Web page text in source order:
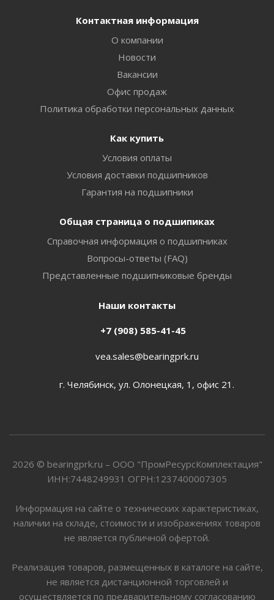
Контактная информация
О компании
Новости
Вакансии
Офис продаж
Политика обработки персональных данных
Как купить
Условия оплаты
Условия доставки подшипников
Гарантия на подшипники
Общая страница о подшипиках
Справочная информация о подшипниках
Вопросы-ответы (FAQ)
Представленные подшипниковые бренды
Наши контакты
+7 (908) 585-41-45
vea.sales@bearingprk.ru
г. Челябинск, ул. Олонецкая, 1, офис 21.
2026 © bearingprk.ru – ООО "ПромРесурсКомплектация"
ИНН:7448249931 ОГРН:1237400007305
Информация на сайте о технических характеристиках,
наличии на складе, стоимости и изображениях товаров
не является публичной офертой.
Реализация товаров, размещенных в каталоге на сайте,
не является дистанционной торговлей и
осуществляется по предварительному согласованию